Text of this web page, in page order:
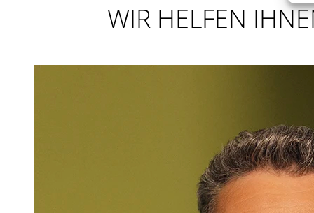
WIR HELFEN
Partner, Rechtsanwalt,
+423 235 8181